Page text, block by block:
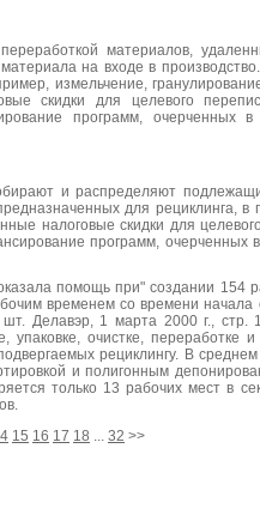
материалов,
на входе в
измельчение,
скидки для целевого
программ, очерченных в
и распределяют
для рециклинга, в
налоговые скидки для
программ, очерченных
помощь при" создании 154
временем со времени начала
Делавэр, 1 марта 2000 г., стр.
упаковке, очистке, переработке
рециклингу. В
и полигонным
только 13 рабочих мест в
15 16 17 18 ... 32 >>